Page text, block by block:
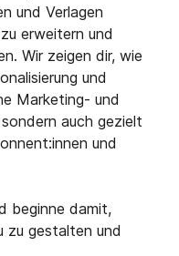
und Verlagen
erweitern und
Wir zeigen dir, wie
und
Marketing- und
auch gezielt
und
beginne damit,
zu gestalten und